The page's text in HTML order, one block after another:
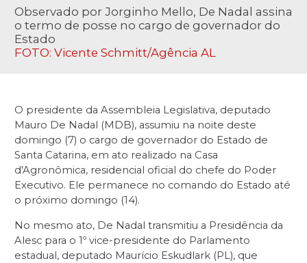
Observado por Jorginho Mello, De Nadal assina
o termo de posse no cargo de governador do
Estado
FOTO: Vicente Schmitt/Agência AL
O presidente da Assembleia Legislativa, deputado
Mauro De Nadal (MDB), assumiu na noite deste
domingo (7) o cargo de governador do Estado de
Santa Catarina, em ato realizado na Casa
d'Agronômica, residencial oficial do chefe do Poder
Executivo. Ele permanece no comando do Estado até
o próximo domingo (14).
No mesmo ato, De Nadal transmitiu a Presidência da
Alesc para o 1º vice-presidente do Parlamento
estadual, deputado Maurício Eskudlark (PL), que